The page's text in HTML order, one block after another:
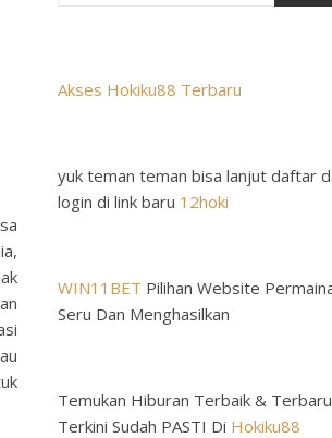
Akses Hokiku88 Terbaru
yuk teman teman bisa lanjut daftar
login di link baru 12hoki
WIN11BET Pilihan Website
Seru Dan Menghasilkan
Temukan Hiburan Terbaik & Terbaru
Terkini Sudah PASTI Di Hokiku88